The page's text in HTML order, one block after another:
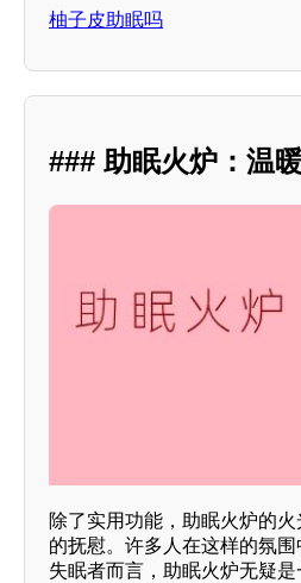
柚子皮助眠吗
### 助眠火炉：温
除了实用功能，助眠火炉的
的抚慰。许多人在这样的氛
失眠者而言，助眠火炉无疑